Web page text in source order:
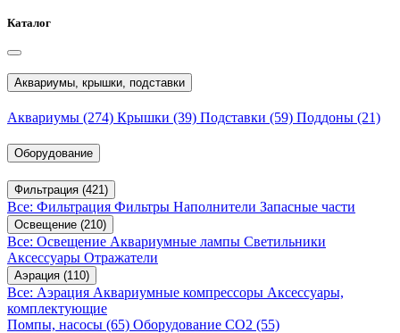
Каталог
Аквариумы, крышки, подставки
Аквариумы (274) Крышки (39) Подставки (59) Поддоны (21)
Оборудование
Фильтрация (421)
Все: Фильтрация Фильтры Наполнители Запасные части
Освещение (210)
Все: Освещение Аквариумные лампы Светильники
Аксессуары Отражатели
Аэрация (110)
Все: Аэрация Аквариумные компрессоры Аксессуары,
комплектующие
Помпы, насосы (65) Оборудование CO2 (55)